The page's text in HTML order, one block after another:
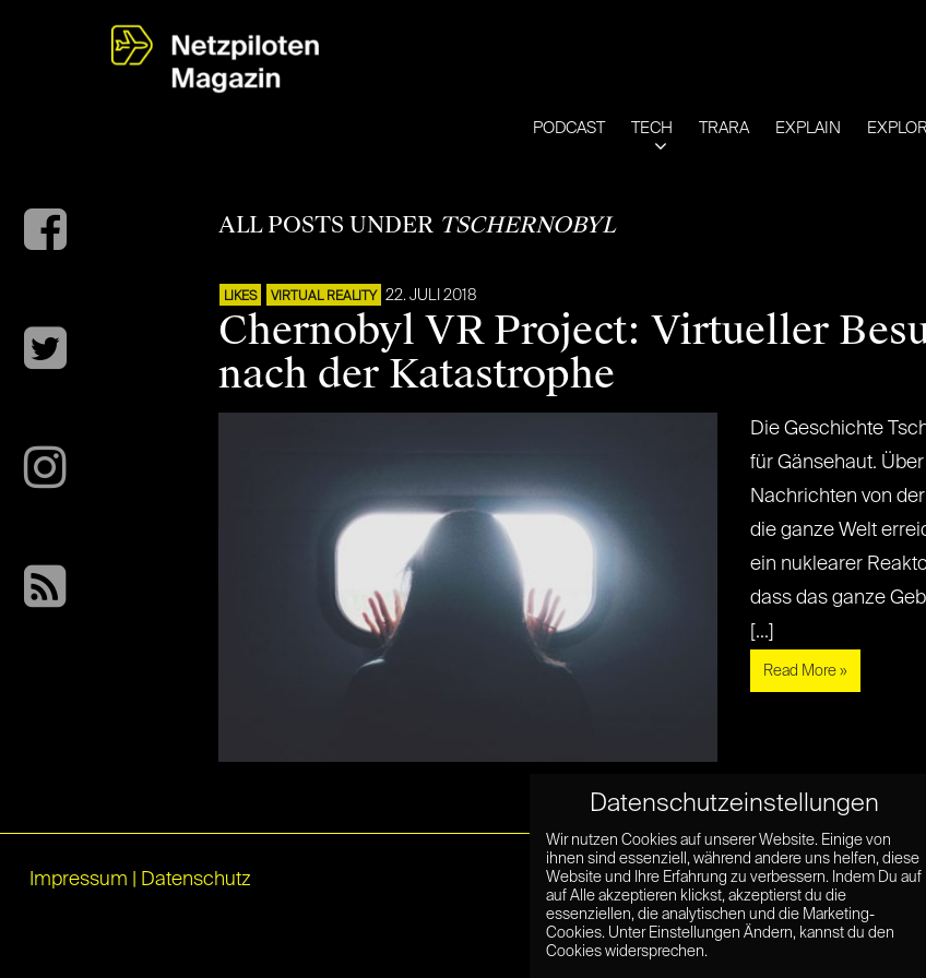
PODCAST TECH TRARA EXPLAIN
ALL POSTS UNDER TSCHERNOBYL
LIKES VIRTUAL REALITY 22. JULI 2018
Chernobyl VR Project: Virtueller
nach der Katastrophe
Die Geschichte
für Gänsehaut.
Nachrichten von
die ganze Welt
ein nuklearer
dass das ganze
[...]
Read More »
Impressum Datenschutz
Datenschutzeinstellungen
Wir nutzen Cookies auf unserer Website. Einige von
ihnen sind essenziell, während andere uns helfen, diese
Website und Ihre Erfahrung zu verbessern. Indem Du auf
auf Alle akzeptieren klickst, akzeptierst du die
essenziellen, die analytischen und die Marketing-
Cookies. Unter Einstellungen Ändern, kannst du den
Cookies widersprechen.